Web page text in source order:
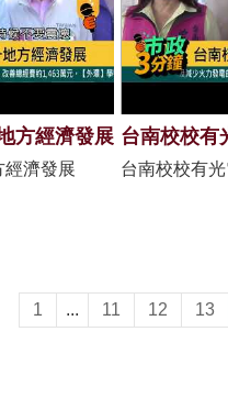
方經濟發展
經濟發展
台南校校有
台南校校有
1 ... 11 12 13